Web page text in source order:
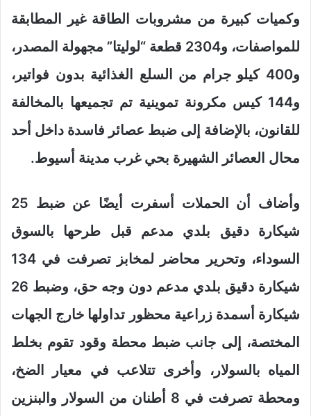
وكميات كبيرة من مشروبات الطاقة غير المطابقة
للمواصفات، و2304 قطعة “لوليتا” مجهولة المصدر،
و400 كيلو جرام من السلع الغذائية بدون فواتير،
و144 كيس مكرونة تموينية تم تجميعها بالمخالفة
للقانون، بالإضافة إلى ضبط عصائر فاسدة داخل أحد
محال العصائر الشهيرة بحي غرب مدينة أسيوط.
وأضاف أن الحملات أسفرت أيضًا عن ضبط 25
شيكارة دقيق بلدي مدعم قبل طرحها بالسوق
السوداء، وتحرير محاضر لمخابز تصرفت في 134
شيكارة دقيق بلدي مدعم دون وجه حق، وضبط 26
شيكارة أسمدة زراعية محظور تداولها خارج الجهات
المختصة، إلى جانب ضبط محطة وقود تقوم بخلط
المياه بالسولار، وأخرى تتلاعب في معيار الضخ،
ومحطة تصرفت في 8 أطنان من السولار والبنزين